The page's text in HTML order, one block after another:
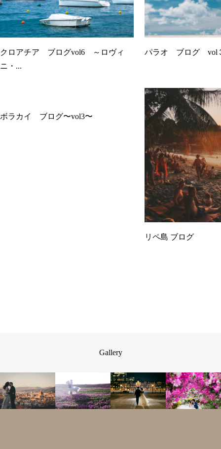
クロアチア ブログvol6 ～ロヴィ
ニ・...
パラオ ブログ vol
ボラカイ ブログ〜vol3〜
リペ島 ブログ
Gallery